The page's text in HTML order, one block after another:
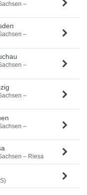
–
–
–
–
–
– Riesa